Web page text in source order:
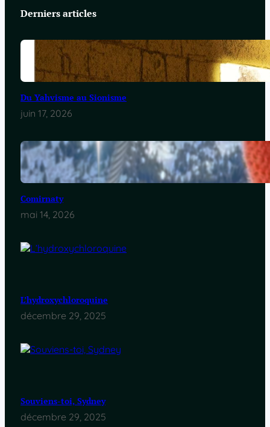
Derniers articles
Du Yahvisme au Sionisme
juin 17, 2026
Comirnaty
mai 14, 2026
L’hydroxychloroquine
décembre 29, 2025
Souviens-toi, Sydney
décembre 29, 2025